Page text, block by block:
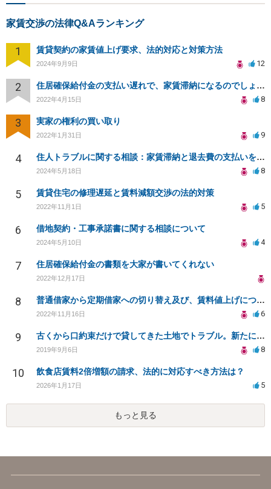
家賃交渉の法律Q&Aランキング
1 賃貸契約の家賃値上げ要求、法的対応と対策方法
2024年9月9日 12
2 住居確保給付金の支払い遅れで、家賃滞納になるのでしょうか？更新料の支払いはいないといけないですか？
2022年4月15日 8
3 実家の権利の買い取り
2022年1月31日 9
4 住人トラブルに関する相談：家賃滞納と退去費の支払いを拒否され、管理鍵の横領も発生
2024年5月18日 8
5 賃貸住宅の修理遅延と賃料減額交渉の法的対策
2022年11月1日 5
6 借地契約・工事承諾書に関する相談について
2024年5月10日 4
7 住居確保給付金の書類を大家が書いてくれない
2022年12月17日
8 普通借家から定期借家への切り替え及び、賃料値上げについて
2022年11月16日 6
9 古くから口約束だけで貸してきた土地でトラブル。新たに契約書を作成することは可能ですか？
2019年9月6日 8
10 飲食店賃料2倍増額の請求、法的に対応すべき方法は？
2026年1月17日 5
もっと見る